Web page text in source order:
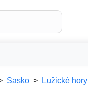
Sasko Lužické hory